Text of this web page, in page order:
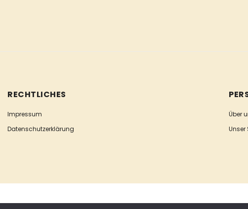
RECHTLICHES
Impressum
Datenschutzerklärung
Über
Unser